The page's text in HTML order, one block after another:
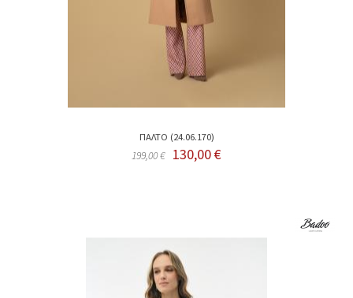
ΠΑΛΤΟ (24.06.170)
199,00 € 130,00 €